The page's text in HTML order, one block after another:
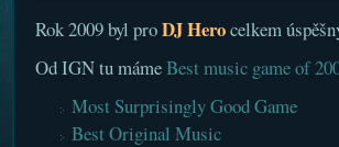
Rok 2009 byl proDJ Herocelkem
Od IGN tu mámeBest music game of
Most Surprisingly Good Game
Best Original Music